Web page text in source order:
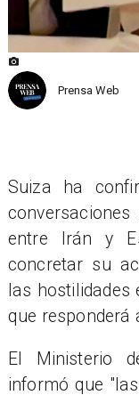
Prensa Web
Suiza ha
entre Irán y
concretar su
las hostilidades
que responderá
El Ministerio
informó que